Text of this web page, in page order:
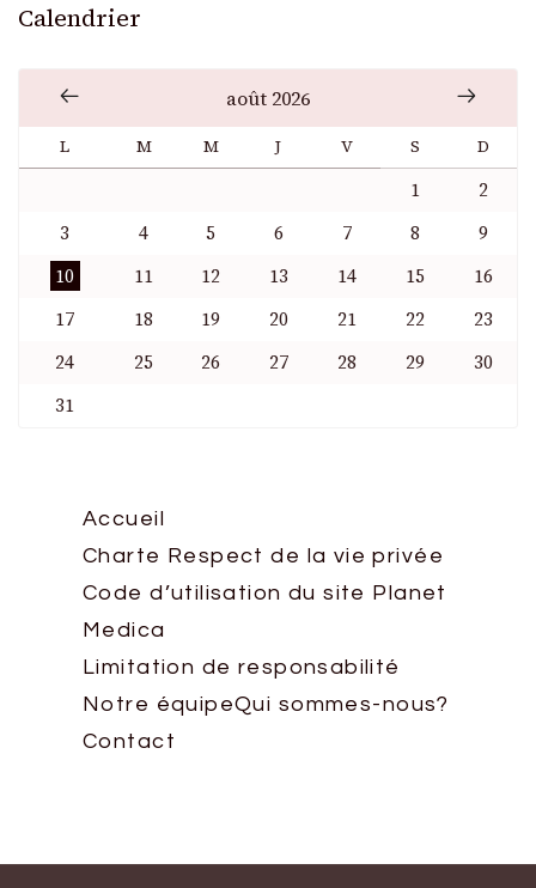
Calendrier
août 2026
L M M J V S D
1
2
3
4 5 6 7 8
9
10
11 12 13 14 15
16
17
18 19 20 21 22
23
24
25 26 27 28 29
30
31
Accueil
Charte Respect de la vie privée
Code d’utilisation du site Planet
Medica
Limitation de responsabilité
Notre équipeQui sommes-nous?
Contact